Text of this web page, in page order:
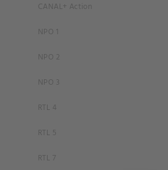
CANAL+ Action
NPO 1
NPO 2
NPO 3
RTL 4
RTL 5
RTL 7